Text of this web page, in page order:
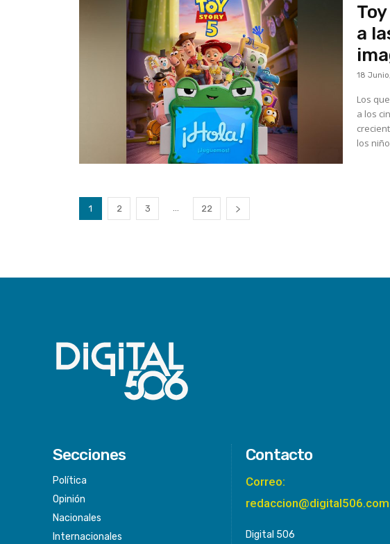
a
18
Los
a los
los
1 2 3 22
Secciones
Política
Opinión
Nacionales
Internacionales
Contacto
Correo:
redaccion@digital506.com
Digital 506